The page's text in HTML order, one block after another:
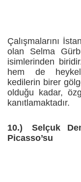
Çalışmalarını
olan Selma
isimlerinden
hem de
kedilerin birer
olduğu kadar,
kanıtlamaktadır.
10.)
Selçuk
Picasso’su